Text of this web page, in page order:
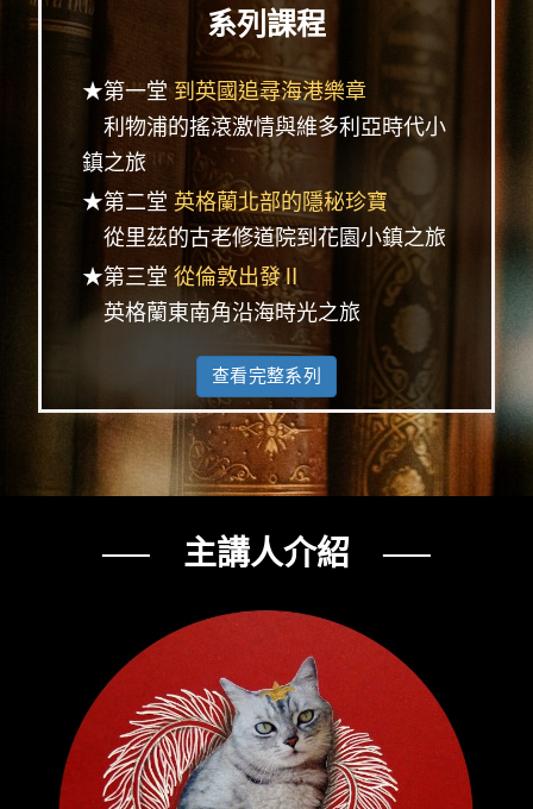
系列課程
★第一堂到英國追尋海港樂章
利物浦的搖滾激情與維多利亞時代小
鎮之旅
★第二堂 英格蘭北部的隱秘珍寶
從里茲的古老修道院到花園小鎮之旅
★第三堂 從倫敦出發Ⅱ
英格蘭東南角沿海時光之旅
查看完整系列
── 主講人介紹 ──